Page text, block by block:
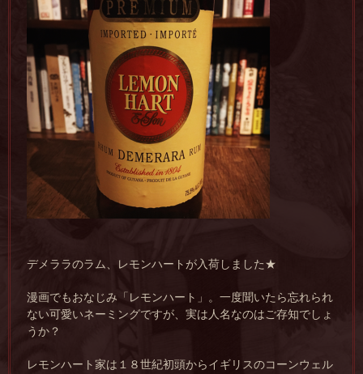
デメララのラム、レモンハートが入荷しました★
漫画でもおなじみ「レモンハート」。一度聞いたら忘れられ
ない可愛いネーミングですが、実は人名なのはご存知でしょ
うか？
レモンハート家は１８世紀初頭からイギリスのコーンウェル